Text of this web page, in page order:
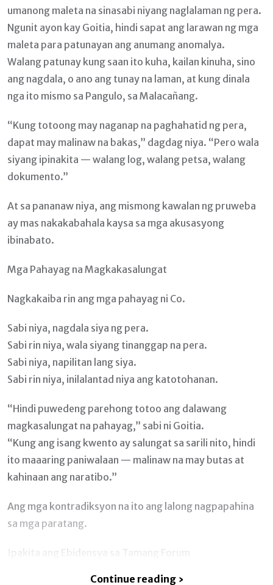
umanong maleta na sinasabi niyang naglalaman ng pera.
Ngunit ayon kay Goitia, hindi sapat ang larawan ng mga
maleta para patunayan ang anumang anomalya.
Walang patunay kung saan ito kuha, kailan kinuha, sino
ang nagdala, o ano ang tunay na laman, at kung dinala
nga ito mismo sa Pangulo, sa Malacañang.
“Kung totoong may naganap na paghahatid ng pera,
dapat may malinaw na bakas,” dagdag niya. “Pero wala
siyang ipinakita — walang log, walang petsa, walang
dokumento.”
At sa pananaw niya, ang mismong kawalan ng pruweba
ay mas nakakabahala kaysa sa mga akusasyong
ibinabato.
Mga Pahayag na Magkakasalungat
Nagkakaiba rin ang mga pahayag ni Co.
Sabi niya, nagdala siya ng pera.
Sabi rin niya, wala siyang tinanggap na pera.
Sabi niya, napilitan lang siya.
Sabi rin niya, inilalantad niya ang katotohanan.
“Hindi puwedeng parehong totoo ang dalawang
magkasalungat na pahayag,” sabi ni Goitia.
“Kung ang isang kwento ay salungat sa sarili nito, hindi
ito maaaring paniwalaan — malinaw na may butas at
kahinaan ang naratibo.”
Ang mga kontradiksyon na ito ang lalong nagpapahina
sa mga paratang.
Ipakita ang Ebidensya sa Tamang Forum
Continue reading ›